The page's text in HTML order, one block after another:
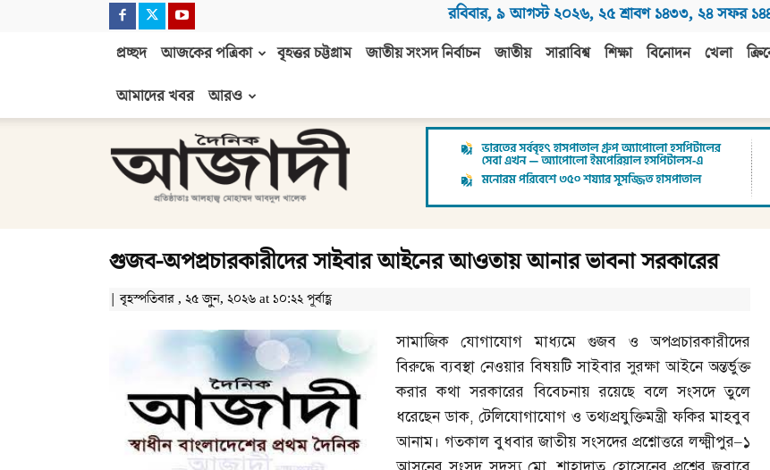
রবিবার, ৯ আগস্ট ২০২৬, ২৫ শ্রাবণ ১৪৩৩, ২৪ সফর
প্রচ্ছদ আজকের পত্রিকা বৃহত্তর চট্টগ্রাম জাতীয় সংসদ নির্বাচন জাতীয় সারাবিশ্ব শিক্ষা বিনোদন খেলা
আমাদের খবর
আরও
আজাদী
গুজব-অপপ্রচারকারীদের সাইবার আইনের আওতায় আনার ভাবনা সরকারের
| বৃহস্পতিবার , ২৫ জুন, ২০২৬ at ১০:২২ পূর্বাহ্ণ
সামাজিক যোগাযোগ মাধ্যমে গুজব ও অপপ্রচারকারীদের
বিরুদ্ধে ব্যবস্থা নেওয়ার বিষয়টি সাইবার সুরক্ষা আইনে অন্তর্ভুক্ত
করার কথা সরকারের বিবেচনায় রয়েছে বলে সংসদে তুলে
ধরেছেন ডাক,টেলিযোগাযোগ ও তথ্যপ্রযুক্তিমন্ত্রী ফকির মাহবুব
আনাম। গতকাল বুধবার জাতীয় সংসদের প্রশ্নোত্তরে লক্ষ্মীপুর–১